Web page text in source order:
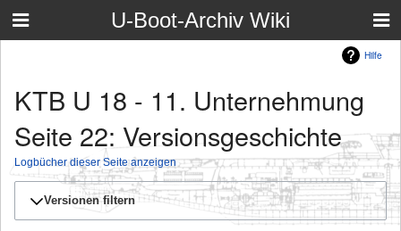
U-Boot-Archiv Wiki
Hilfe
KTB U 18 - 11. Unternehmung
Seite 22: Versionsgeschichte
Logbücher dieser Seite anzeigen
Versionen filtern